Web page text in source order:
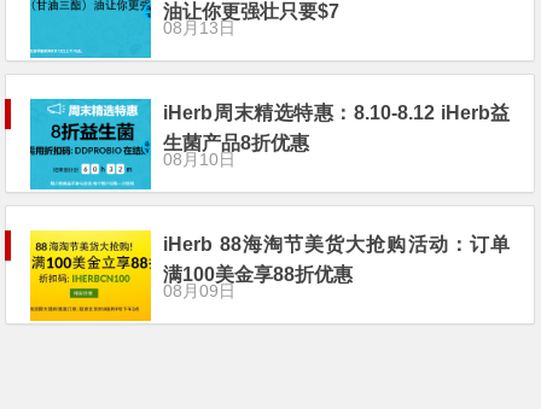
油让你更强壮只要$7
08月13日
iHerb周末精选特惠：8.10-8.12 iHerb益
生菌产品8折优惠
08月10日
iHerb 88海淘节美货大抢购活动：订单
满100美金享88折优惠
08月09日